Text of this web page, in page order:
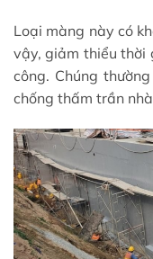
Loại màng này có
vậy, giảm thiểu thời
công. Chúng
chống thấm trần